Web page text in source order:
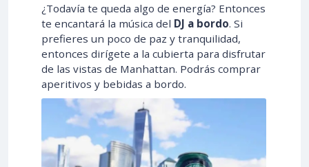
¿Todavía te queda algo de energía? Entonces
te encantará la música del DJ a bordo. Si
prefieres un poco de paz y tranquilidad,
entonces dirígete a la cubierta para disfrutar
de las vistas de Manhattan. Podrás comprar
aperitivos y bebidas a bordo.